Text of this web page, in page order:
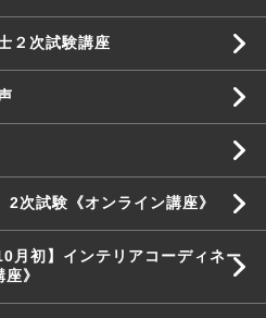
２次試験講座
試験《オンライン講座》
月初】インテリアコーディネー
講座》